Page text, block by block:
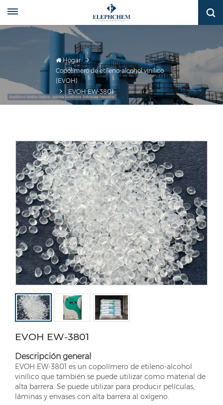
Hogar
Copolímero de etileno-alcohol vinílico
(EVOH)
EVOH EW-3801
EVOH EW-3801
Descripción general
EVOH EW-3801 es un copolímero de etileno-alcohol
vinílico que también se puede utilizar como material de
alta barrera. Se puede utilizar para producir películas,
láminas y envases con alta barrera al oxígeno.